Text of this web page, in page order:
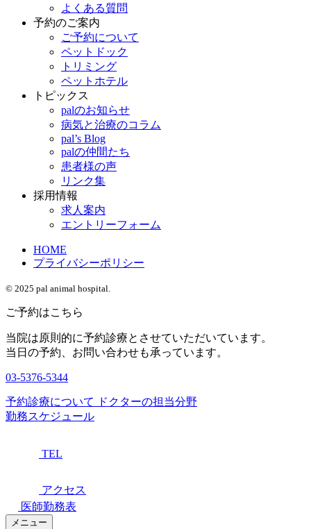
よくある質問
予約のご案内
ご予約について
ペットドック
トリミング
ペットホテル
トピックス
palのお知らせ
病気と治療のコラム
pal’s Blog
palの仲間たち
患者様の声
リンク集
採用情報
求人案内
エントリーフォーム
HOME
プライバシーポリシー
© 2025 pal animal hospital.
ご予約はこちら
当院は原則的に予約診療とさせていただいています。
当日の予約、お問い合わせも承っています。
03-5376-5344
予約診療について
ドクターの担当分野
勤務スケジュール
TEL
アクセス
医師勤務表
メニュー